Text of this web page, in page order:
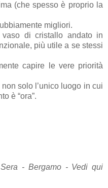
(che spesso è proprio la
migliori.
di cristallo andato in
più utile a se stessi
capire le vere priorità
solo l’unico luogo in cui
è “ora”.
- Bergamo - Vedi qui